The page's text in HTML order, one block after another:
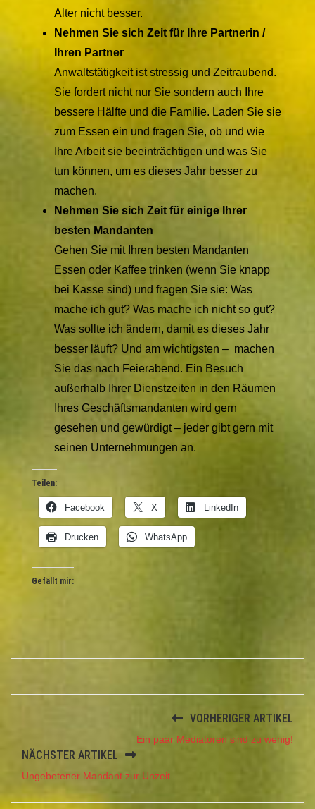
Alter nicht besser.
Nehmen Sie sich Zeit für Ihre Partnerin /
Ihren Partner
Anwaltstätigkeit ist stressig und Zeitraubend.
Sie fordert nicht nur Sie sondern auch Ihre
bessere Hälfte und die Familie. Laden Sie sie
zum Essen ein und fragen Sie, ob und wie
Ihre Arbeit sie beeinträchtigen und was Sie
tun können, um es dieses Jahr besser zu
machen.
Nehmen Sie sich Zeit für einige Ihrer
besten Mandanten
Gehen Sie mit Ihren besten Mandanten
Essen oder Kaffee trinken (wenn Sie knapp
bei Kasse sind) und fragen Sie sie: Was
mache ich gut? Was mache ich nicht so gut?
Was sollte ich ändern, damit es dieses Jahr
besser läuft? Und am wichtigsten – machen
Sie das nach Feierabend. Ein Besuch
außerhalb Ihrer Dienstzeiten in den Räumen
Ihres Geschäftsmandanten wird gern
gesehen und gewürdigt – jeder gibt gern mit
seinen Unternehmungen an.
Teilen:
Facebook X LinkedIn
Drucken WhatsApp
Gefällt mir:
VORHERIGER ARTIKEL
Ein paar Mediatoren sind zu wenig!
NÄCHSTER ARTIKEL
Ungebetener Mandant zur Unzeit